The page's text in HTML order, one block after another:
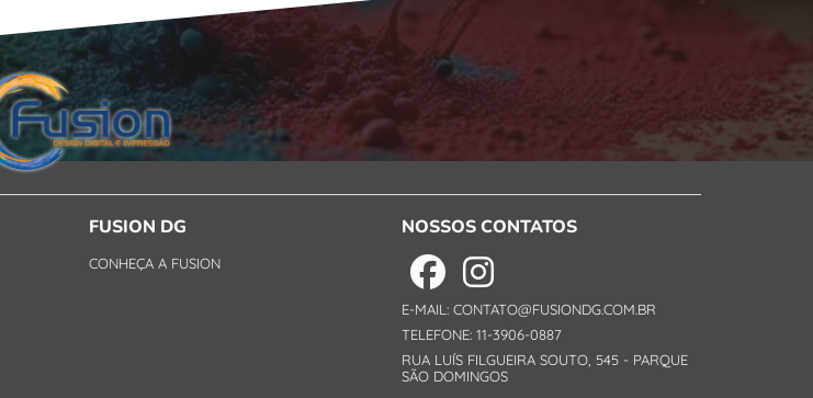
FUSION DG
CONHEÇA A FUSION
NOSSOS CONTATOS
E-MAIL: CONTATO@FUSIONDG.COM.BR
TELEFONE: 11-3906-0887
RUA LUÍS FILGUEIRA SOUTO, 545 - PARQUE
SÃO DOMINGOS